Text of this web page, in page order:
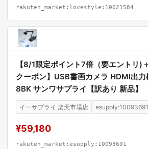
rakuten_market:lovestyle:10021584
【8/1限定ポイント7倍（要エントリ)
クーポン】USB書画カメラ HDMI出
8BK サンワサプライ【訳あり 新品】
イーサプライ 楽天市場店 esupply:10093691
¥59,180
rakuten_market:esupply:10093691